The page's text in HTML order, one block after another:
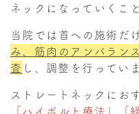
ネックになっていくこ
当院では首への施術だ
み、筋肉のアンバランス
査 し、調整を行ってい
ストレートネックにお
「ハイボルト療法」「